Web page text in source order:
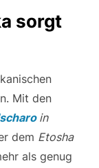
sorgt
Mit den
in
dem Etosha
als genug